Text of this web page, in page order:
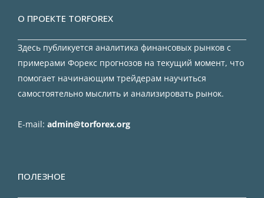
О ПРОЕКТЕ TORFOREX
Здесь публикуется аналитика финансовых рынков с
примерами Форекс прогнозов на текущий момент, что
помогает начинающим трейдерам научиться
самостоятельно мыслить и анализировать рынок.
E-mail: admin@torforex.org
ПОЛЕЗНОЕ